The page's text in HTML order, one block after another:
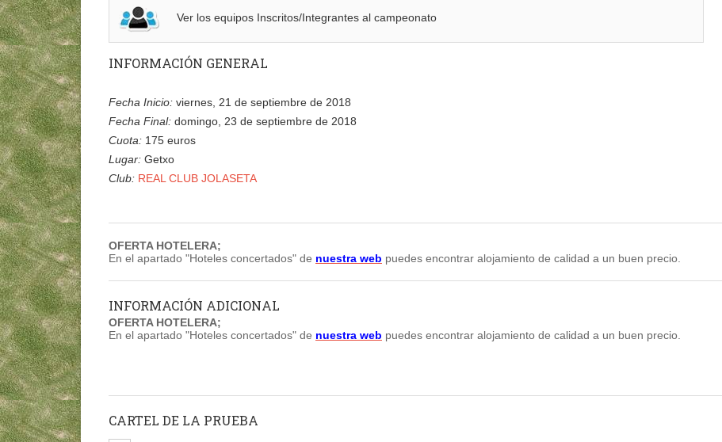
Ver los equipos Inscritos/Integrantes al campeonato
INFORMACIÓN GENERAL
Fecha Inicio: viernes, 21 de septiembre de 2018
Fecha Final: domingo, 23 de septiembre de 2018
Cuota: 175 euros
Lugar: Getxo
Club: REAL CLUB JOLASETA
OFERTA HOTELERA;
En el apartado "Hoteles concertados" de nuestra web puedes encontrar alojamiento de calidad a un buen precio.
INFORMACIÓN ADICIONAL
OFERTA HOTELERA;
En el apartado "Hoteles concertados" de nuestra web puedes encontrar alojamiento de calidad a un buen precio.
CARTEL DE LA PRUEBA